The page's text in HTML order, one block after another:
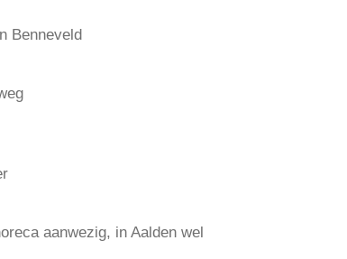
Benneveld
aanwezig, in Aalden wel